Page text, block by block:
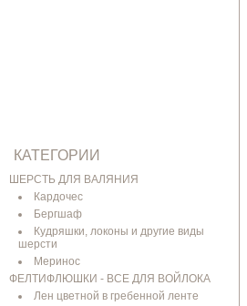
КАТЕГОРИИ
ШЕРСТЬ ДЛЯ ВАЛЯНИЯ
Кардочес
Бергшаф
Кудряшки, локоны и другие виды
шерсти
Меринос
ФЕЛТИФЛЮШКИ - ВСЕ ДЛЯ ВОЙЛОКА
Лен цветной в гребенной ленте